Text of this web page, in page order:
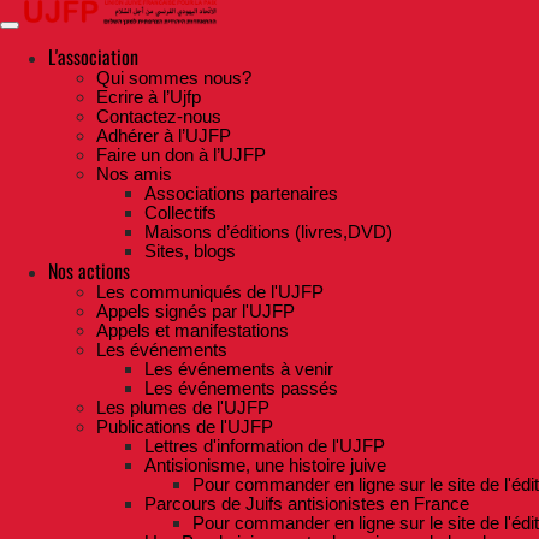
Skip
to
contentL'association
Qui sommes nous?
Ecrire à l’Ujfp
Contactez-nous
Adhérer à l’UJFP
Faire un don à l’UJFP
Nos amis
Associations partenaires
Collectifs
Maisons d’éditions (livres,DVD)
Sites, blogs
Nos actions
Les communiqués de l'UJFP
Appels signés par l'UJFP
Appels et manifestations
Les événements
Les événements à venir
Les événements passés
Les plumes de l'UJFP
Publications de l'UJFP
Lettres d'information de l'UJFP
Antisionisme, une histoire juive
Pour commander en ligne sur le site de
Parcours de Juifs antisionistes en France
Pour commander en ligne sur le site de